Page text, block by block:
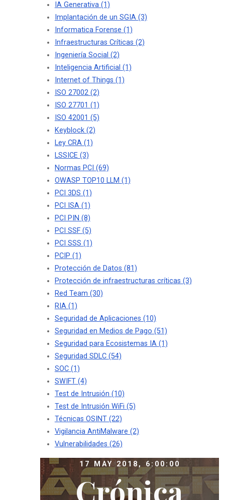
IA Generativa (1)
Implantación de un SGIA (3)
Informatica Forense (1)
Infraestructuras Críticas (2)
Ingeniería Social (2)
Inteligencia Artificial (1)
Internet of Things (1)
ISO 27002 (2)
ISO 27701 (1)
ISO 42001 (5)
Keyblock (2)
Ley CRA (1)
LSSICE (3)
Normas PCI (69)
OWASP TOP10 LLM (1)
PCI 3DS (1)
PCI ISA (1)
PCI PIN (8)
PCI SSF (5)
PCI SSS (1)
PCIP (1)
Protección de Datos (81)
Protección de infraestructuras críticas (3)
Red Team (30)
RIA (1)
Seguridad de Aplicaciones (10)
Seguridad en Medios de Pago (51)
Seguridad para Ecosistemas IA (1)
Seguridad SDLC (54)
SOC (1)
SWIFT (4)
Test de Intrusión (10)
Test de Intrusión WiFi (5)
Técnicas OSINT (22)
Vigilancia AntiMalware (2)
Vulnerabilidades (26)
17 MAY 2018, 6:00:00
Crónica